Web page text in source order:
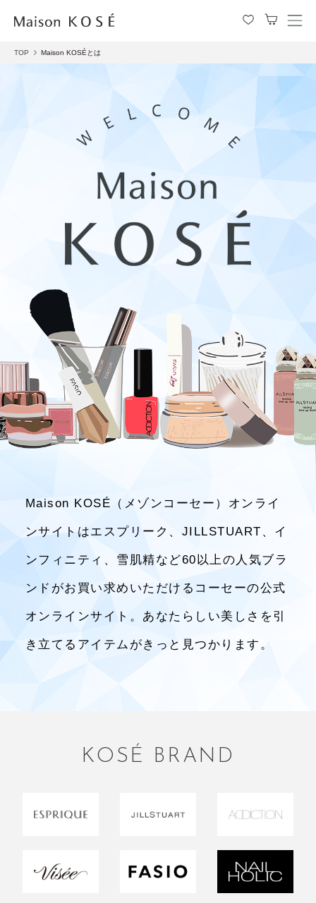
メ
す
TOP Maison KOSÉとは
Maison KOSÉ（メゾンコーセー）オンライ
ンサイトはエスプリーク、JILLSTUART、イ
ンフィニティ、雪肌精など60以上の人気ブラ
ンドがお買い求めいただけるコーセーの公式
オンラインサイト。あなたらしい美しさを引
き立てるアイテムがきっと見つかります。
KOSÉ BRAND